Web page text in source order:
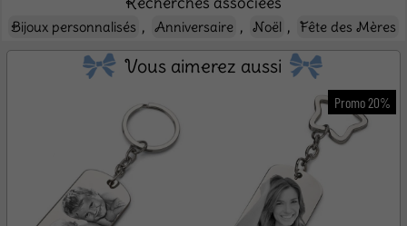
Bijoux personnalisés , Anniversaire , Noël , Fête des Mères
Vous aimerez aussi